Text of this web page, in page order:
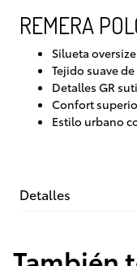
REMERA
Silueta
Tejido suave
Detalles GR
Confort
Estilo urbano
Detalles